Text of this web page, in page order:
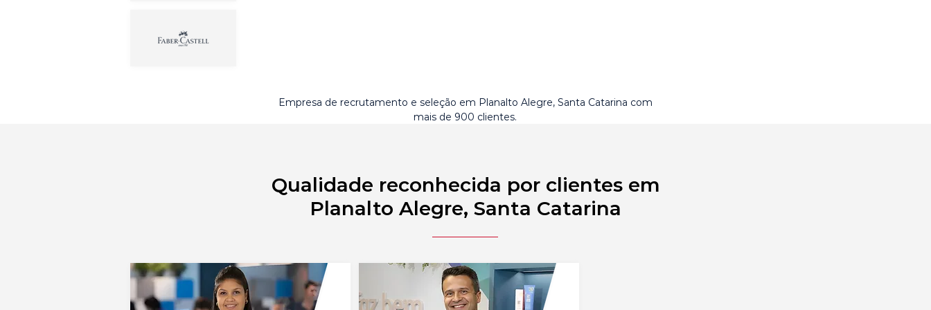
Empresa de recrutamento e seleção em Planalto Alegre, Santa Catarina com
mais de 900 clientes.
Qualidade reconhecida por clientes em
Planalto Alegre, Santa Catarina